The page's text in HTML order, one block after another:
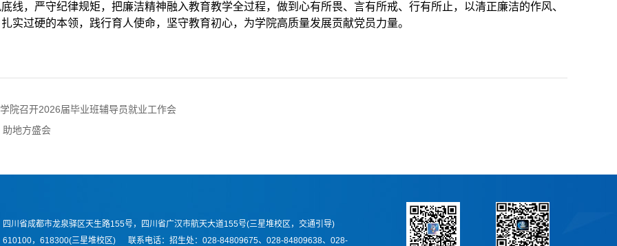
线，严守纪律规矩，把廉洁精神融入教育教学全过程，做到心有所畏、言有所戒、行有所止，以清正廉洁的作风、
实过硬的本领，践行育人使命，坚守教育初心，为学院高质量发展贡献党员力量。
院召开2026届毕业班辅导员就业工作会
助地方盛会
四川省成都市龙泉驿区天生路155号，四川省广汉市航天大道155号(三星堆校区，交通引导)
610100，618300(三星堆校区) 联系电话： 招生处：028-84809675、028-84809638、028-